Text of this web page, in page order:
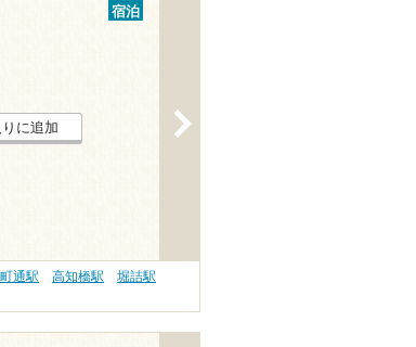
宿泊
に追加
通駅 高知橋駅
堀詰駅